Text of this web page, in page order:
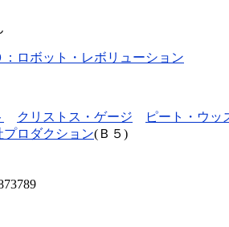
ロボット・レボリューション
クリストス・ゲージ
ピート・ウッ
ロダクション(Ｂ５)